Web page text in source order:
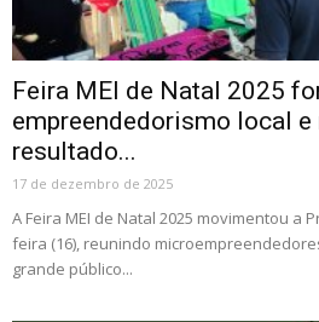
Feira MEI de Natal 2025
empreendedorismo local e
resultado...
17 de dezembro de 2025
A Feira MEI de Natal 2025 movimentou a
feira (16), reunindo
grande público...